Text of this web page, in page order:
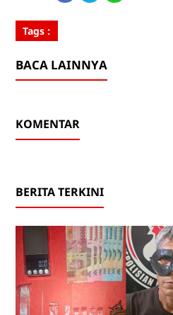
Tags :
BACA LAINNYA
KOMENTAR
BERITA TERKINI